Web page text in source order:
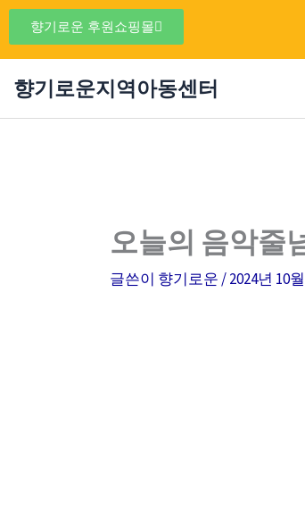
콘
텐
건
향기로운 후원쇼핑몰
향기로운지역아동센터
오늘의 음악줄
글쓴이 향기로운 /2024년 10